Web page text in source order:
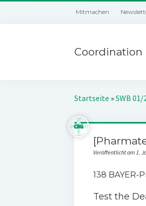
Mitmachen
Coordination
Startseite »SWB 01/
Veröffentlicht am 1.
138
Test the